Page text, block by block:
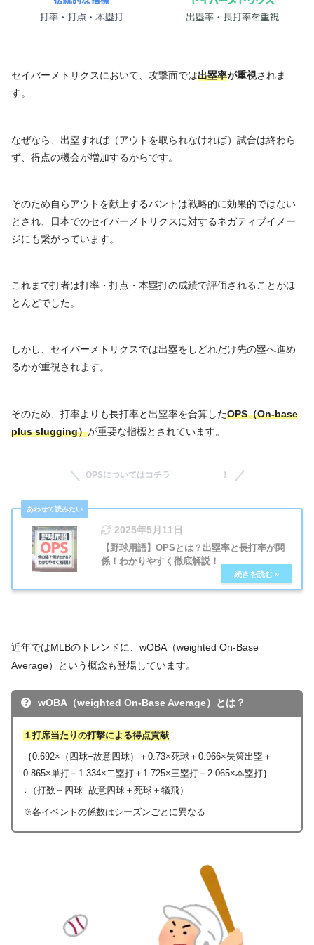
セイバーメトリクスにおいて、攻撃面では出塁率が重視されま
す。
なぜなら、出塁すれば（アウトを取られなければ）試合は終わら
ず、得点の機会が増加するからです。
そのため自らアウトを献上するバントは戦略的に効果的ではない
とされ、日本でのセイバーメトリクスに対するネガティブイメー
ジにも繋がっています。
これまで打者は打率・打点・本塁打の成績で評価されることがほ
とんどでした。
しかし、セイバーメトリクスでは出塁をしどれだけ先の塁へ進め
るかが重視されます。
そのため、打率よりも長打率と出塁率を合算したOPS（On-base
plus slugging）が重要な指標とされています。
OPSについてはコチラ ！
2025年5月11日
【野球用語】OPSとは？出塁率と長打率が関
係！わかりやすく徹底解説！
近年ではMLBのトレンドに、wOBA（weighted On-Base
Average）という概念も登場しています。
wOBA（weighted On-Base Average）とは？
１打席当たりの打撃による得点貢献
｛0.692×（四球−故意四球）＋0.73×死球＋0.966×失策出塁＋
0.865×単打＋1.334×二塁打＋1.725×三塁打＋2.065×本塁打｝
÷（打数＋四球−故意四球＋死球＋犠飛）
※各イベントの係数はシーズンごとに異なる